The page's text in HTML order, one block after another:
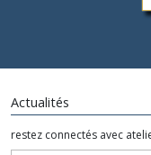
Actualités
restez connectés avec